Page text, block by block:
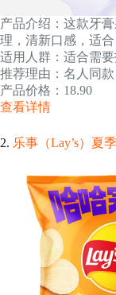
产品介绍：这款牙
理，清新口感，适合
适用人群：适合需
推荐理由：名人同
产品价格：18.90
查看详情
2. 乐事（Lay’s）夏